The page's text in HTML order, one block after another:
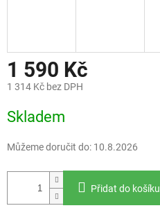
1 590 Kč
1 314 Kč bez DPH
cena:
Skladem
Můžeme doručit do: 10.8.2026
Přidat do košíku